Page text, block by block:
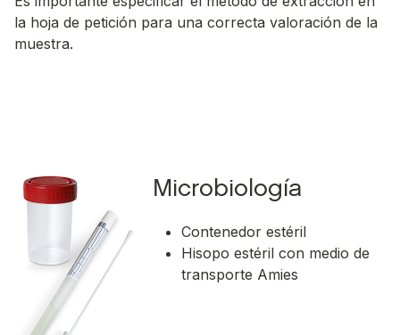
la hoja de petición para una correcta valoración de la
muestra.
Microbiología
Contenedor estéril
Hisopo estéril con medio de
transporte Amies